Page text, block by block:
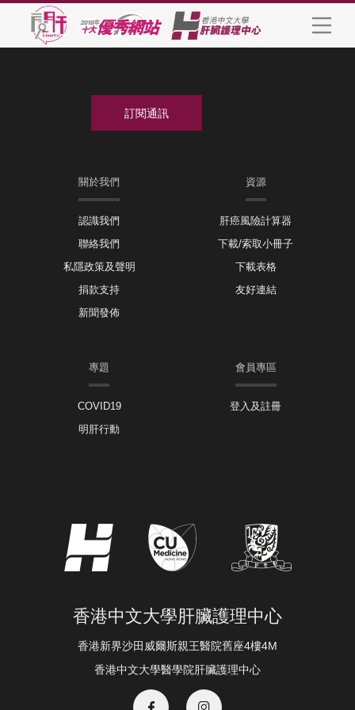
關於我們
認識我們
聯絡我們
私隱政策及聲明
捐款支持
新聞發佈
資源
肝癌風險計算器
下載/索取小冊子
下載表格
友好連結
專題
COVID19
明肝行動
會員專區
登入及註冊
香港中文大學肝臟護理中心
香港新界沙田威爾斯親王醫院舊座4樓4M
香港中文大學醫學院肝臟護理中心